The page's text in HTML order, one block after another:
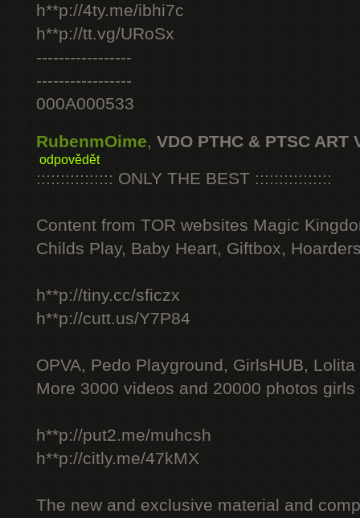
h**p://4ty.me/ibhi7c
h**p://tt.vg/URoSx
-----------------
-----------------
000A000533
RubenmOime, VDO PTHC & PTSC ART
odpovědět
:::::::::::::::: ONLY THE BEST ::::::::::::::::
Content from TOR websites Magic
Childs Play, Baby Heart, Giftbox,
h**p://tiny.cc/sficzx
h**p://cutt.us/Y7P84
OPVA, Pedo Playground, GirlsHUB, Lolita
More 3000 videos and 20000 photos
h**p://put2.me/muhcsh
h**p://citly.me/47kMX
The new and exclusive material and